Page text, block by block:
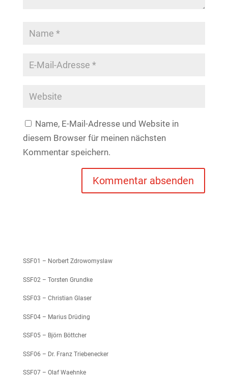
Name, E-Mail-Adresse und Website in
diesem Browser für meinen nächsten
Kommentar speichern.
SSF01 – Norbert Zdrowomyslaw
SSF02 – Torsten Grundke
SSF03 – Christian Glaser
SSF04 – Marius Drüding
SSF05 – Björn Böttcher
SSF06 – Dr. Franz Triebenecker
SSF07 – Olaf Waehnke